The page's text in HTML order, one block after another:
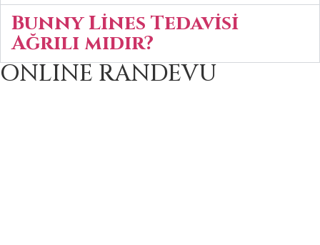
Bunny Lines Tedavisi
Ağrılı mıdır?
ONLINE RANDEVU